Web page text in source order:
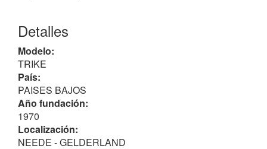
empresa "EML-W-TEC
producción hasta la actualidad bajo el nombre de
marca EML.
Resumen modelos
Trike, para HARLEY-DAVIDSON.
• Manhattan: para versiones Touring, frenos D/T (2) Ø
270 mm (4 pistones) y 472 kg.
• V3: para versión Sportster XL de 883 / 1200 cc,
Detalles
Modelo:
TRIKE
País:
PAISES BAJOS
Año fundación:
1970
Localización:
NEEDE - GELDERLAND